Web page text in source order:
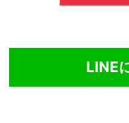
LINE